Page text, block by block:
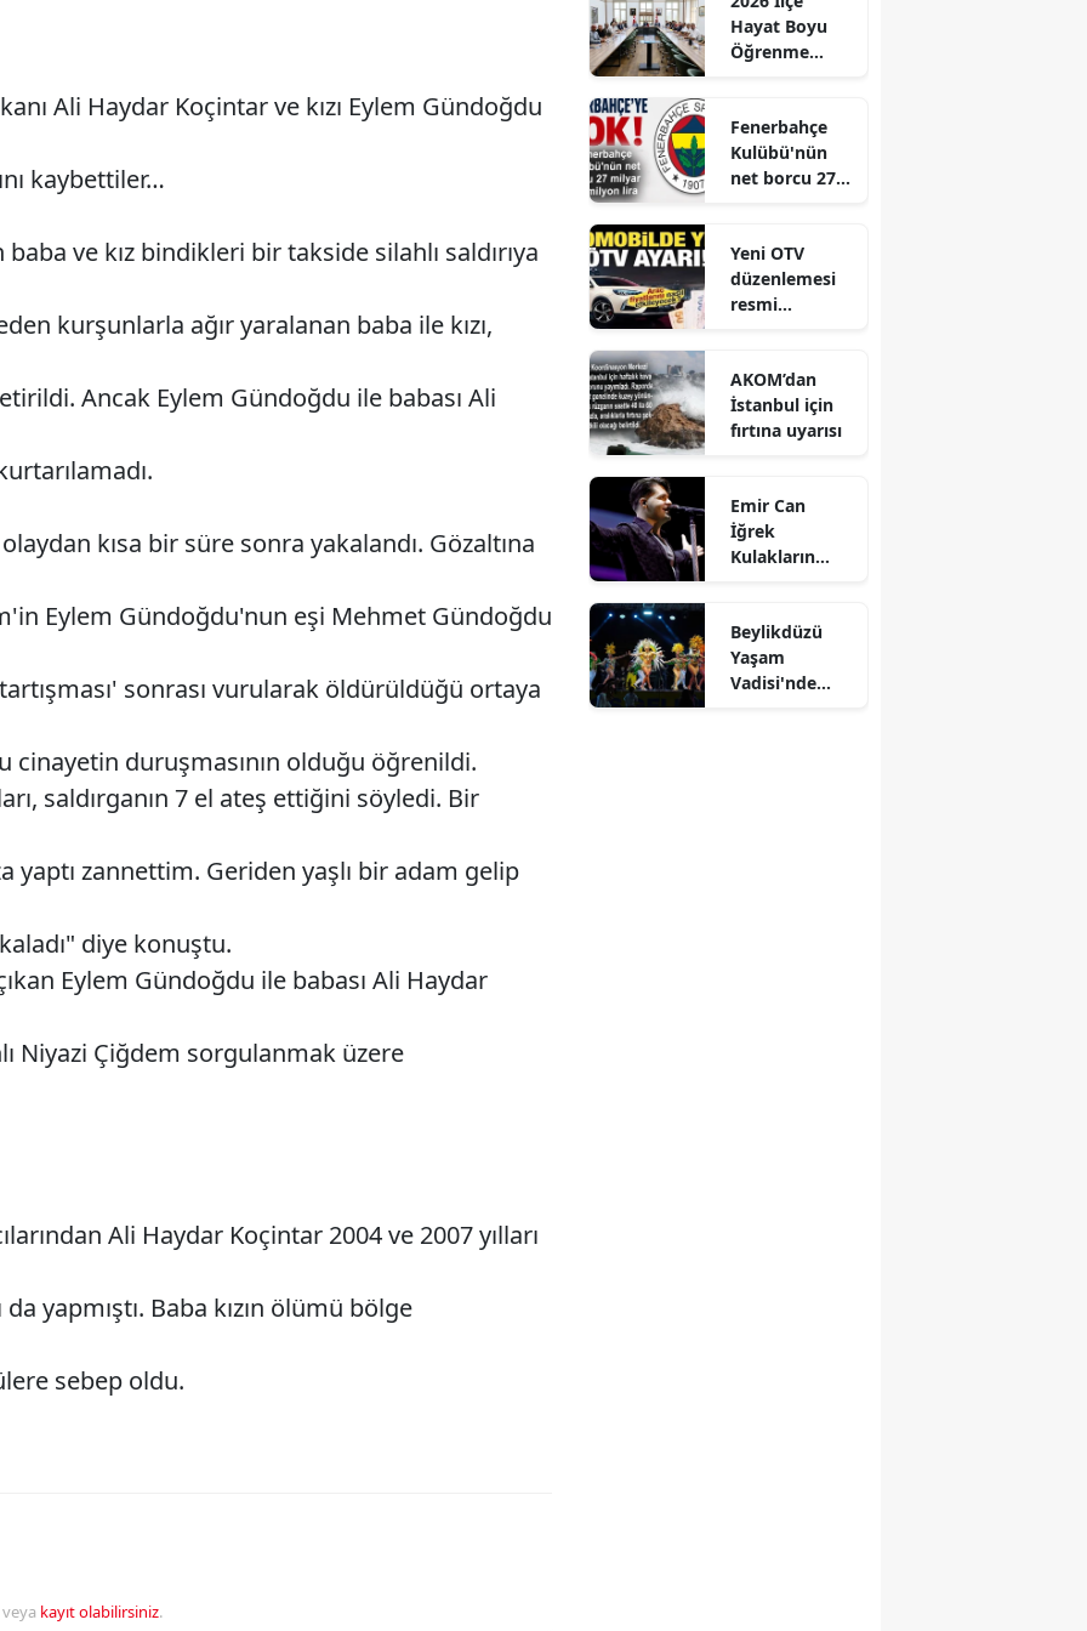
Ali Haydar Koçintar ve kızı Eylem Gündoğdu
kaybettiler…
ve kız bindikleri bir takside silahlı saldırıya
kurşunlarla ağır yaralanan baba ile kızı,
Ancak Eylem Gündoğdu ile babası Ali
kısa bir süre sonra yakalandı. Gözaltına
Eylem Gündoğdu'nun eşi Mehmet Gündoğdu
tartışması' sonrası vurularak öldürüldüğü ortaya
cinayetin duruşmasının olduğu öğrenildi.
saldırganın 7 el ateş ettiğini söyledi. Bir
yaptı zannettim. Geriden yaşlı bir adam gelip
diye konuştu.
Eylem Gündoğdu ile babası Ali Haydar
Niyazi Çiğdem sorgulanmak üzere
Ali Haydar Koçintar 2004 ve 2007 yılları
da yapmıştı. Baba kızın ölümü bölge
sebep oldu.
veya kayıt olabilirsiniz.
Hayat Boyu
Öğrenme
Gerçekleştirild
i
Fenerbahçe
Kulübü'nün
net borcu 27
Yeni OTV
düzenlemesi
resmi
AKOM’dan
İstanbul için
fırtına uyarısı
Emir Can
İğrek
Kulakların
Beylikdüzü
Yaşam
Vadisi'nde